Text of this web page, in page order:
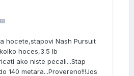
hocete,stapovi Nash Pursuit
hoces,3.5 lb
ako niste pecali...Stap
140 metara...Provereno!!!Jos